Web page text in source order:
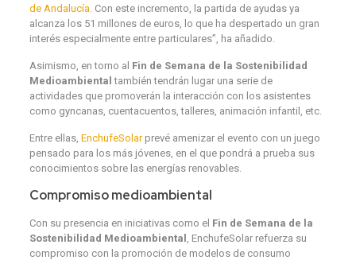
de Andalucía. Con este incremento, la partida de ayudas ya
alcanza los 51 millones de euros, lo que ha despertado un gran
interés especialmente entre particulares”, ha añadido.
Asimismo, en torno al Fin de Semana de la Sostenibilidad
Medioambiental también tendrán lugar una serie de
actividades que promoverán la interacción con los asistentes
como gyncanas, cuentacuentos, talleres, animación infantil, etc.
Entre ellas, EnchufeSolarprevé amenizar el evento con un juego
pensado para los más jóvenes, en el que pondrá a prueba sus
conocimientos sobre las energías renovables.
Compromiso medioambiental
Con su presencia en iniciativas como el Fin de Semana de la
Sostenibilidad Medioambiental
, EnchufeSolar refuerza su
compromiso con la promoción de modelos de consumo